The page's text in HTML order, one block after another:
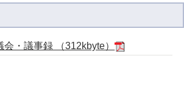
会・議事録 （312kbyte）